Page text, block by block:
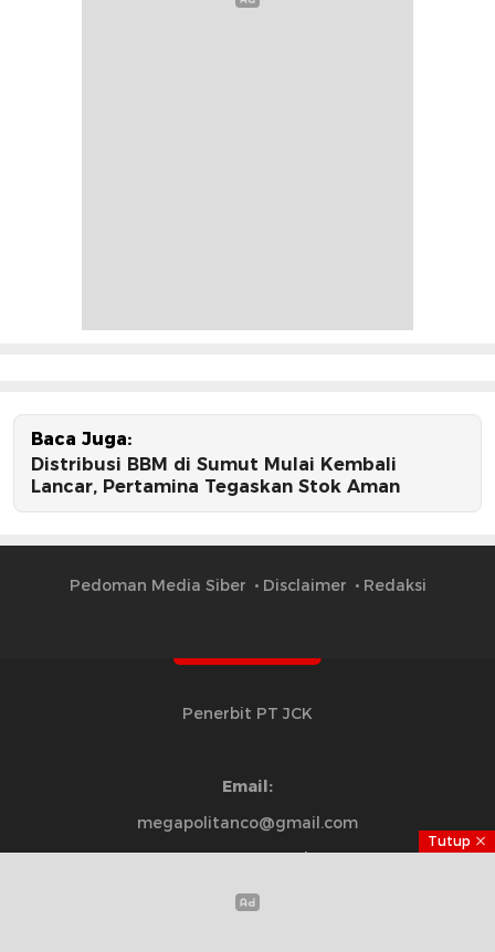
Baca Juga:
Distribusi BBM di Sumut Mulai Kembali
Lancar, Pertamina Tegaskan Stok Aman
Pedoman Media Siber Disclaimer Redaksi
Penerbit PT JCK
Email:
megapolitanco@gmail.com
Copyright ©2025 megapolitan.co | All rights reserved.
Tutup